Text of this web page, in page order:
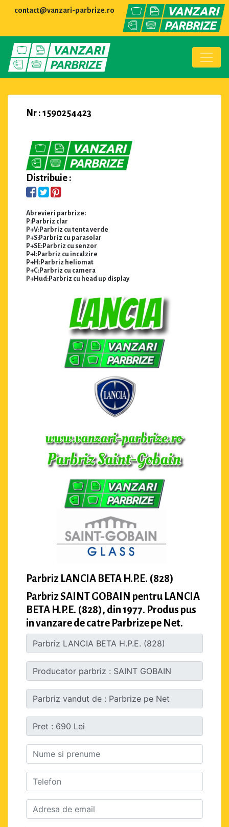
contact@vanzari-parbrize.ro
Nr : 1590254423
Distribuie :
Abrevieri parbrize:
P:Parbriz clar
P+V:Parbriz cu tenta verde
P+S:Parbriz cu parasolar
P+SE:Parbriz cu senzor
P+I:Parbriz cu incalzire
P+H:Parbriz heliomat
P+C:Parbriz cu camera
P+Hud:Parbriz cu head up display
Parbriz LANCIA BETA H.P.E. (828)
Parbriz SAINT GOBAIN pentru LANCIA
BETA H.P.E. (828), din 1977. Produs pus
in vanzare de catre Parbrize pe Net.